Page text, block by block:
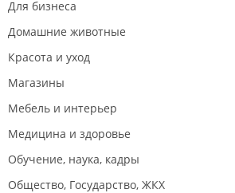
Для бизнеса
Домашние животные
Красота и уход
Магазины
Мебель и интерьер
Медицина и здоровье
Обучение, наука, кадры
Общество, Государство, ЖКХ